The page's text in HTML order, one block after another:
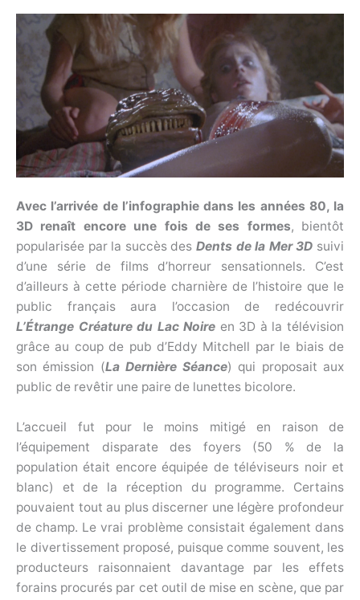
Avec l’arrivée de l’infographie dans les années 80, la
3D renaît encore une fois de ses formes, bientôt
popularisée par la succès des Dents de la Mer 3D suivi
d’une série de films d’horreur sensationnels. C’est
d’ailleurs à cette période charnière de l’histoire que le
public français aura l’occasion de redécouvrir
L’Étrange Créature du Lac Noire en 3D à la télévision
grâce au coup de pub d’Eddy Mitchell par le biais de
son émission (La Dernière Séance) qui proposait aux
public de revêtir une paire de lunettes bicolore.
L’accueil fut pour le moins mitigé en raison de
l’équipement disparate des foyers (50 % de la
population était encore équipée de téléviseurs noir et
blanc) et de la réception du programme. Certains
pouvaient tout au plus discerner une légère profondeur
de champ. Le vrai problème consistait également dans
le divertissement proposé, puisque comme souvent, les
producteurs raisonnaient davantage par les effets
forains procurés par cet outil de mise en scène, que par